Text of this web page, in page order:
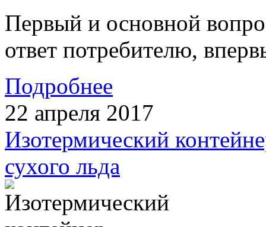
Первый и основной
ответ потребителю,
Подробнее
22 апреля 2017
Изотермический
сухого льда